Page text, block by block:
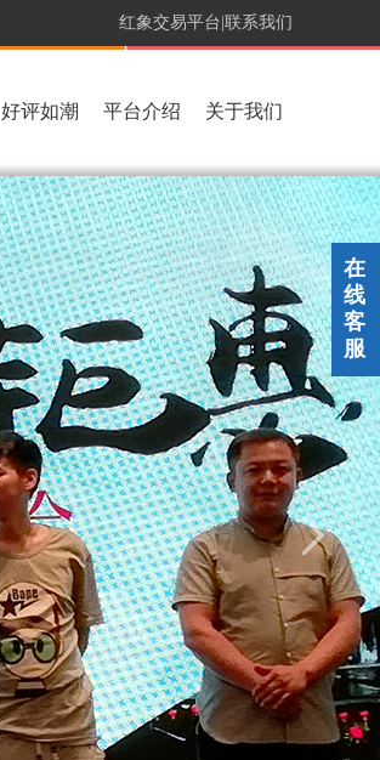
联系我们
红象交易平台|
好评如潮 平台介绍 关于我们
在
线
客
服